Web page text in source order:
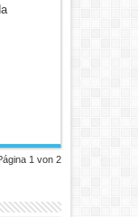
1 von 2